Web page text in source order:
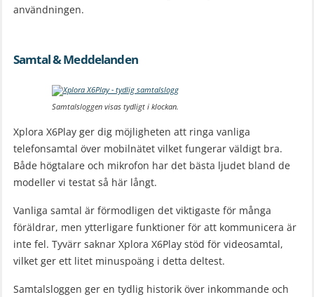
användningen.
Samtal & Meddelanden
Samtalsloggen visas tydligt i klockan.
Xplora X6Play ger dig möjligheten att ringa vanliga
telefonsamtal över mobilnätet vilket fungerar väldigt bra.
Både högtalare och mikrofon har det bästa ljudet bland de
modeller vi testat så här långt.
Vanliga samtal är förmodligen det viktigaste för många
föräldrar, men ytterligare funktioner för att kommunicera är
inte fel. Tyvärr saknar Xplora X6Play stöd för videosamtal,
vilket ger ett litet minuspoäng i detta deltest.
Samtalsloggen ger en tydlig historik över inkommande och